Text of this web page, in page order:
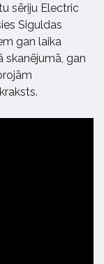
sēriju Electric
Siguldas
gan laika
skanējumā, gan